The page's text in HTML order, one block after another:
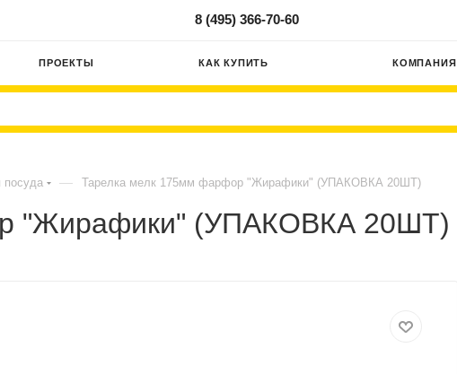
8 (495) 366-70-60
ПРОЕКТЫ КАК КУПИТЬ КОМПАНИЯ
посуда — Тарелка мелк 175мм фарфор "Жирафики" (УПАКОВКА 20ШТ)
"Жирафики" (УПАКОВКА 20ШТ)